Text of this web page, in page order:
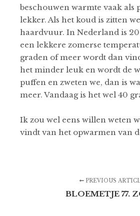
beschouwen warmte vaak als
lekker. Als het koud is zitten
haardvuur. In Nederland is
een lekkere zomerse
graden of meer wordt dan
het minder leuk en wordt de
puffen en zweten we, dan is
meer. Vandaag is het wel 40
Ik zou wel eens willen weten
vindt van het opwarmen van
PREVIOUS
BLOEMETJE 77.